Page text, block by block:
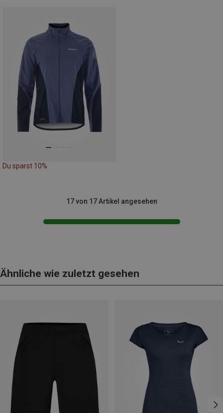
Du sparst 10%
17 von 17 Artikel angesehen
Ähnliche wie zuletzt gesehen